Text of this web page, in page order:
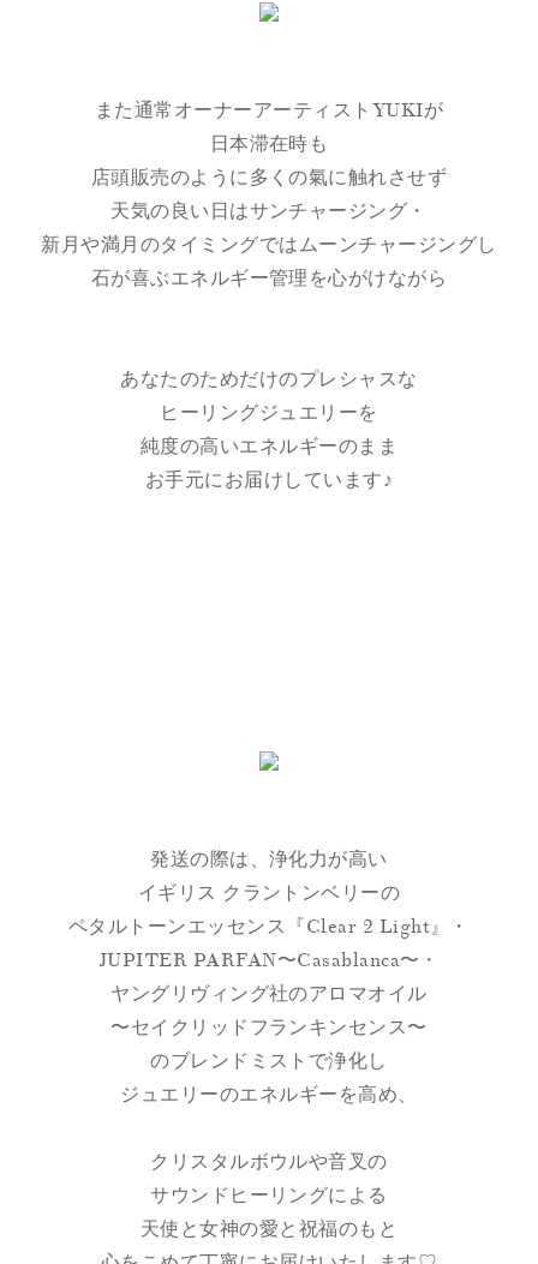
また通常オーナーアーティストYUKIが
日本滞在時も
店頭販売のように多くの氣に触れさせず
天気の良い日はサンチャージング・
新月や満月のタイミングではムーンチャージングし
石が喜ぶエネルギー管理を心がけながら
あなたのためだけのプレシャスな
ヒーリングジュエリーを
純度の高いエネルギーのまま
お手元にお届けしています♪
発送の際は、浄化力が高い
イギリス クラントンベリーの
ペタルトーンエッセンス『Clear 2 Light』・
JUPITER PARFAN〜Casablanca〜・
ヤングリヴィング社のアロマオイル
〜セイクリッドフランキンセンス〜
のブレンドミストで浄化し
ジュエリーのエネルギーを高め、
クリスタルボウルや音叉の
サウンドヒーリングによる
天使と女神の愛と祝福のもと